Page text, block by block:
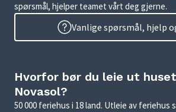
spørsmål, hjelper teamet vårt deg gjerne.
Vanlige spørsmål, hjelp
Hvorfor bør du leie ut
Novasol?
50 000 feriehus i 18 land. Utleie av feriehus